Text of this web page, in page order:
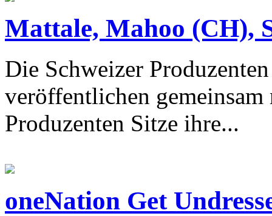
Mattale, Mahoo (CH),
Die Schweizer
veröffentlichen
Produzenten Sitze ihre...
oneNation Get